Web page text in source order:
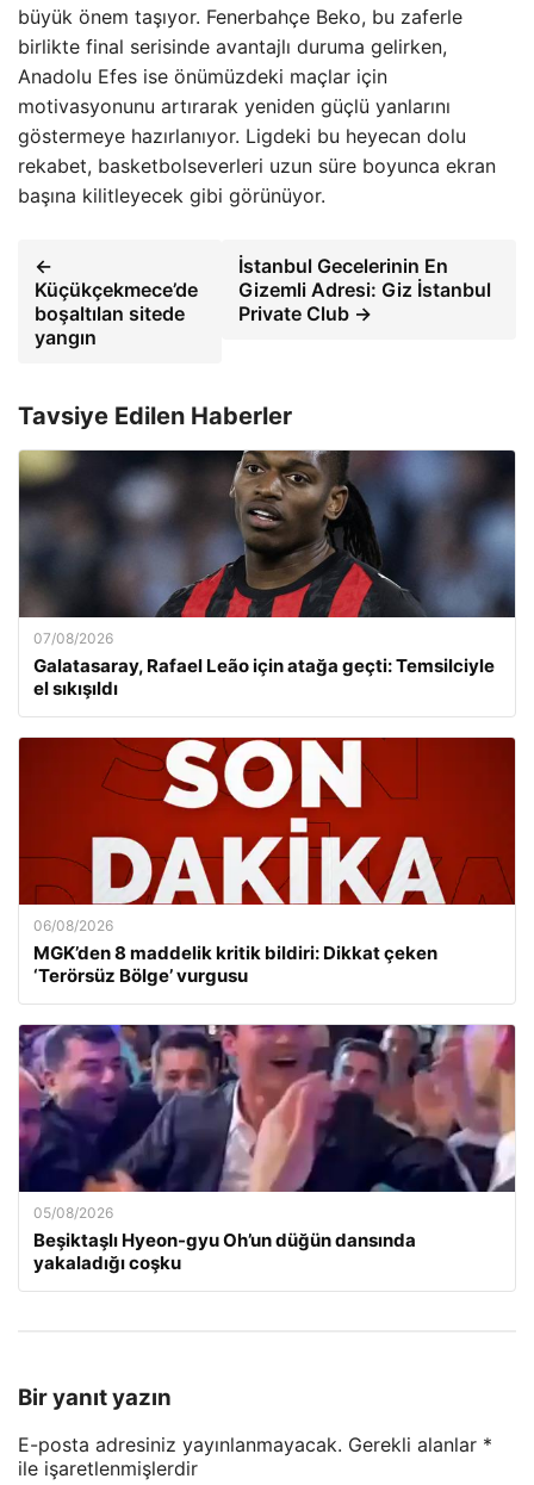
büyük önem taşıyor. Fenerbahçe Beko, bu zaferle
birlikte final serisinde avantajlı duruma gelirken,
Anadolu Efes ise önümüzdeki maçlar için
motivasyonunu artırarak yeniden güçlü yanlarını
göstermeye hazırlanıyor. Ligdeki bu heyecan dolu
rekabet, basketbolseverleri uzun süre boyunca ekran
başına kilitleyecek gibi görünüyor.
←
Küçükçekmece’de
boşaltılan sitede
yangın
İstanbul Gecelerinin En
Gizemli Adresi: Giz İstanbul
Private Club →
Tavsiye Edilen Haberler
07/08/2026
Galatasaray, Rafael Leão için atağa geçti: Temsilciyle
el sıkışıldı
06/08/2026
MGK’den 8 maddelik kritik bildiri: Dikkat çeken
‘Terörsüz Bölge’ vurgusu
05/08/2026
Beşiktaşlı Hyeon-gyu Oh’un düğün dansında
yakaladığı coşku
Bir yanıt yazın
E-posta adresiniz yayınlanmayacak. Gerekli alanlar *
ile işaretlenmişlerdir